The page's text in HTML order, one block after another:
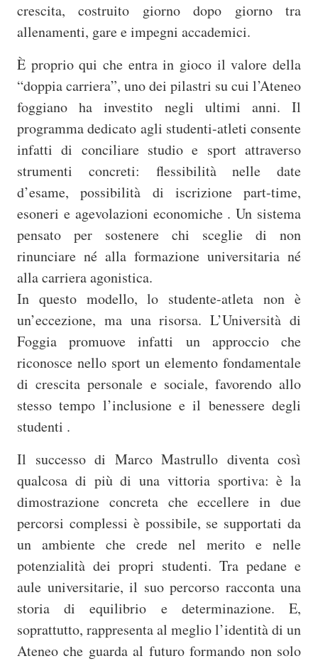
crescita, costruito giorno dopo giorno tra
allenamenti, gare e impegni accademici.
È proprio qui che entra in gioco il valore della
“doppia carriera”, uno dei pilastri su cui l’Ateneo
foggiano ha investito negli ultimi anni. Il
programma dedicato agli studenti-atleti consente
infatti di conciliare studio e sport attraverso
strumenti concreti: flessibilità nelle date
d’esame, possibilità di iscrizione part-time,
esoneri e agevolazioni economiche . Un sistema
pensato per sostenere chi sceglie di non
rinunciare né alla formazione universitaria né
alla carriera agonistica.
In questo modello, lo studente-atleta non è
un’eccezione, ma una risorsa. L’Università di
Foggia promuove infatti un approccio che
riconosce nello sport un elemento fondamentale
di crescita personale e sociale, favorendo allo
stesso tempo l’inclusione e il benessere degli
studenti .
Il successo di Marco Mastrullo diventa così
qualcosa di più di una vittoria sportiva: è la
dimostrazione concreta che eccellere in due
percorsi complessi è possibile, se supportati da
un ambiente che crede nel merito e nelle
potenzialità dei propri studenti. Tra pedane e
aule universitarie, il suo percorso racconta una
storia di equilibrio e determinazione. E,
soprattutto, rappresenta al meglio l’identità di un
Ateneo che guarda al futuro formando non solo